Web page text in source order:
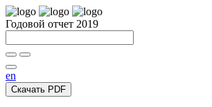
Годовой отчет 2019
en
Скачать PDF